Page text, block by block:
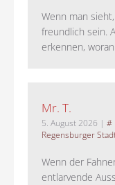
Wenn man
freundlich sein.
erkennen,
Mr. T.
5. August 2026 | #
Regensburger
Wenn der
entlarvende